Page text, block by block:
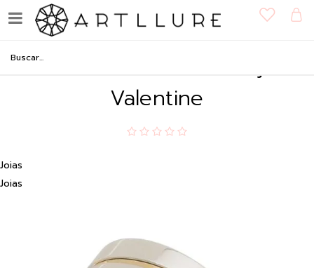
Aliança em Prata com
detalhe e Ouro - Coleção
Valentine
Joias
Joias